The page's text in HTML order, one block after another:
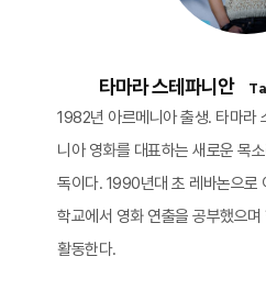
타마라 스테파니안
1982년 아르메니아 출생. 타마라
니아 영화를 대표하는 새로운 목
독이다. 1990년대 초 레바논으로
학교에서 영화 연출을 공부했으
활동한다.